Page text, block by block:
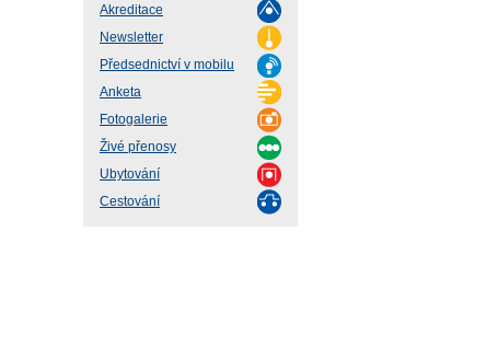
Akreditace
Newsletter
Předsednictví v mobilu
Anketa
Fotogalerie
Živé přenosy
Ubytování
Cestování